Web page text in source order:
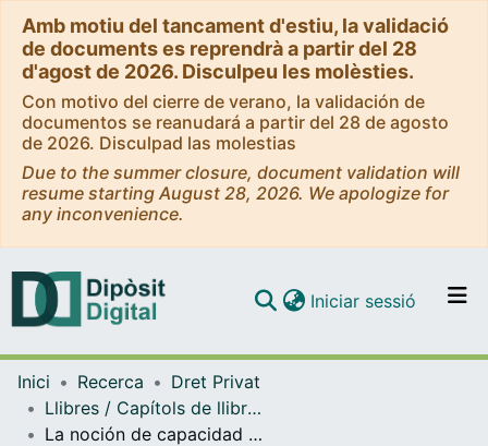
Amb motiu del tancament d'estiu, la validació
de documents es reprendrà a partir del 28
d'agost de 2026. Disculpeu les molèsties.
Con motivo del cierre de verano, la validación de
documentos se reanudará a partir del 28 de agosto
de 2026. Disculpad las molestias
Due to the summer closure, document validation will
resume starting August 28, 2026. We apologize for
any inconvenience.
Navega per tot el DD
Com publicar
Iniciar sessió (current)
Inici Recerca
Dret Privat
Llibres / Capítols de llibre (Dret Privat)
La noción de capacidad jurídica que se incorpora al Título XI, Libro I, del Código civil español